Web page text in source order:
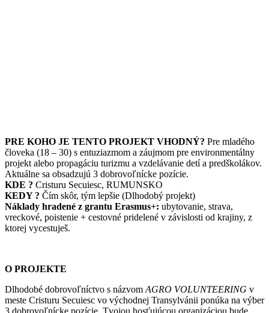
PRE KOHO JE TENTO PROJEKT VHODNÝ? Pre mladého
človeka (18 – 30) s entuziazmom a záujmom pre environmentálny
projekt alebo propagáciu turizmu a vzdelávanie detí a predškolákov.
Aktuálne sa obsadzujú 3 dobrovoľnícke pozície.
KDE ? Cristuru Secuiesc, RUMUNSKO
KEDY ? Čím skôr, tým lepšie (Dlhodobý projekt)
Náklady hradené z grantu Erasmus+: ubytovanie, strava,
vreckové, poistenie + cestovné pridelené v závislosti od krajiny, z
ktorej vycestuješ.
O PROJEKTE
Dlhodobé dobrovoľníctvo s názvom AGRO VOLUNTEERING v
meste Cristuru Secuiesc vo východnej Transylvánii ponúka na výber
3 dobrovoľnícke pozície. Tvojou hosťujúcou organizáciou bude